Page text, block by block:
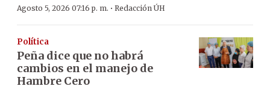
Agosto 5, 2026 07:16 p. m. · Redacción ÚH
Política
Peña dice que no habrá
cambios en el manejo de
Hambre Cero